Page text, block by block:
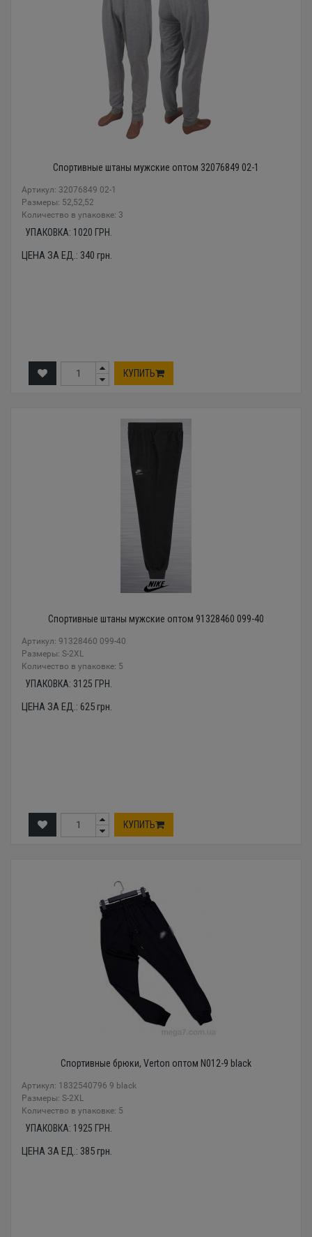
Спортивные штаны мужские оптом 32076849 02-1
Артикул: 32076849 02-1
Размеры: 52,52,52
Количество в упаковке: 3
УПАКОВКА: 1020 ГРН.
ЦЕНА ЗА ЕД.: 340 грн.
КУПИТЬ
Спортивные штаны мужские оптом 91328460 099-40
Артикул: 91328460 099-40
Размеры: S-2XL
Количество в упаковке: 5
УПАКОВКА: 3125 ГРН.
ЦЕНА ЗА ЕД.: 625грн.
КУПИТЬ
Спортивные брюки, Verton оптом N012-9 black
Артикул: 1832540796 9 black
Размеры: S-2XL
Количество в упаковке: 5
УПАКОВКА: 1925 ГРН.
ЦЕНА ЗА ЕД.: 385грн.